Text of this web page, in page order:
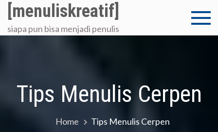
Skip
content
[menuliskreatif]
siapa pun bisa menjadi penulis
Tips Menulis Cerpen
Home Tips Menulis Cerpen